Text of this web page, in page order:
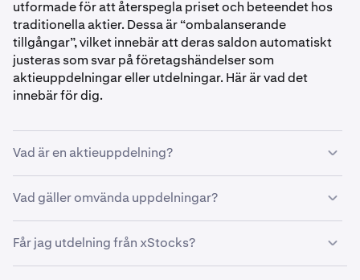
utformade för att återspegla priset och beteendet hos
traditionella aktier. Dessa är “ombalanserande
tillgångar”, vilket innebär att deras saldon automatiskt
justeras som svar på företagshändelser som
aktieuppdelningar eller utdelningar. Här är vad det
innebär för dig.
Vad är en aktieuppdelning?
En aktieuppdelning ökar antalet aktier i omlopp men
sänker priset per aktie proportionerligt. Till exempel, om
Apple (AAPL) tillkännager en aktieuppdelning 4-för-1,
blir en AAPLx-aktie fyra, var och en till en fjärdedel av det
Vad gäller omvända uppdelningar?
En omvänd aktieuppdelning minskar antalet aktier men
ökar deras pris. Ditt totala dollarvärde förblir
oförändrat.
Får jag utdelning från xStocks?